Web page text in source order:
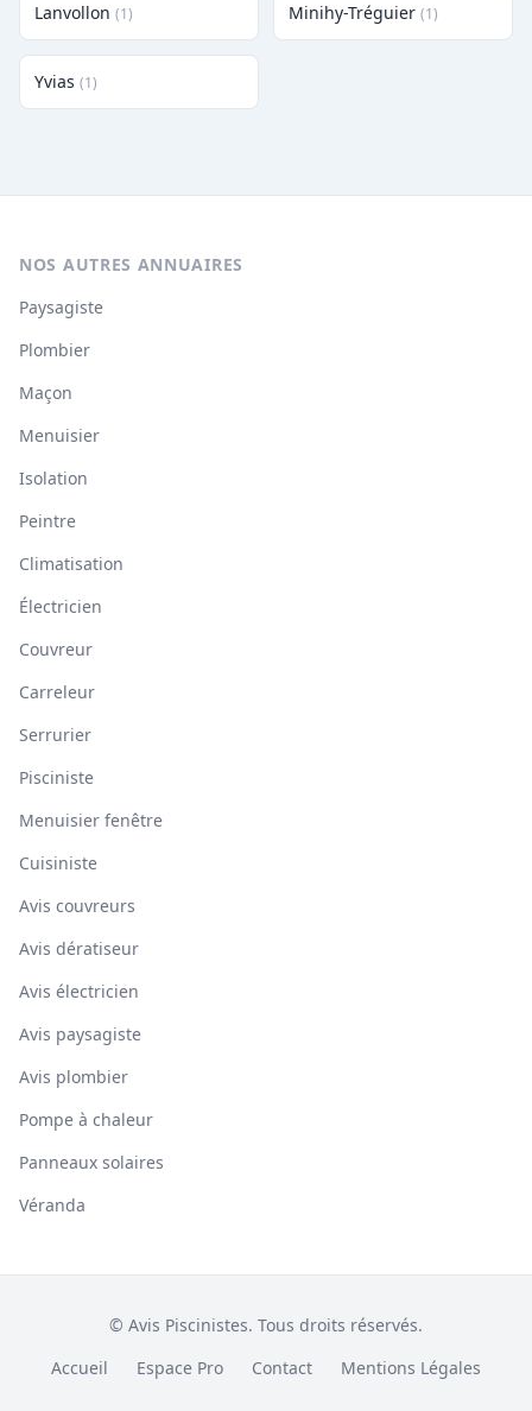
Lanvollon (1) Minihy-Tréguier (1)
Yvias (1)
NOS AUTRES ANNUAIRES
Paysagiste
Plombier
Maçon
Menuisier
Isolation
Peintre
Climatisation
Électricien
Couvreur
Carreleur
Serrurier
Pisciniste
Menuisier fenêtre
Cuisiniste
Avis couvreurs
Avis dératiseur
Avis électricien
Avis paysagiste
Avis plombier
Pompe à chaleur
Panneaux solaires
Véranda
© Avis Piscinistes. Tous droits réservés.
Accueil
Espace Pro Contact Mentions Légales